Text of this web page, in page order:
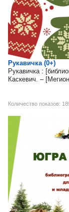
Рукавичка (0+)
Рукавичка :
Каскевич. –
Количество показов: